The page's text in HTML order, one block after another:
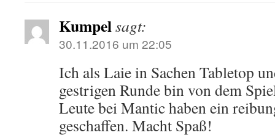
Kumpelsagt:
30.11.2016 um 22:05
Ich als Laie in Sachen Tabletop
gestrigen Runde bin von dem
Leute bei Mantic haben ein
geschaffen. Macht Spaß!